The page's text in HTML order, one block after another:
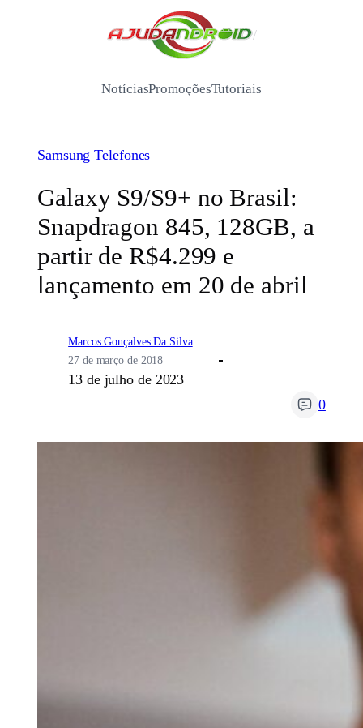
/
NotíciasPromoçõesTutoriais
Samsung Telefones
Galaxy S9/S9+ no Brasil:
Snapdragon 845, 128GB, a
partir de R$4.299 e
lançamento em 20 de abril
Marcos Gonçalves Da Silva
27 de março de 2018
13 de julho de 2023
0